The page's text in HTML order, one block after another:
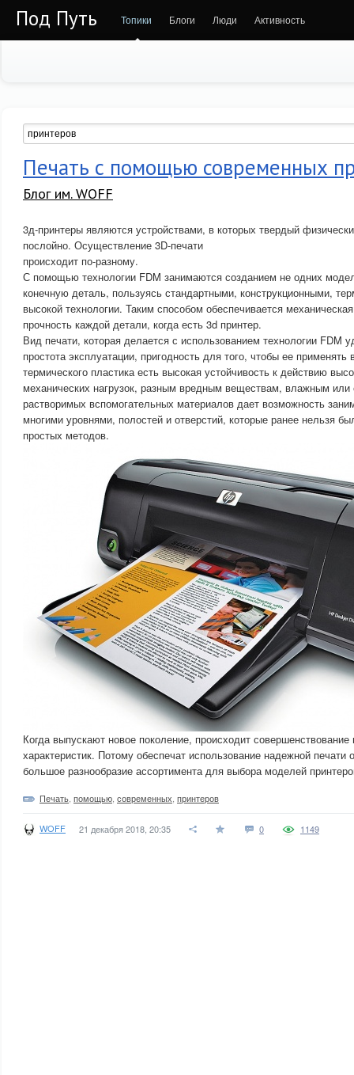
Под Путь Топики Блоги Люди Активность
Печать с помощью современных
Блог им. WOFF
3д-принтеры являются устройствами, в которых твердый
послойно. Осуществление 3D-печати
происходит по-разному.
С помощью технологии FDM занимаются созданием не одних
конечную деталь, пользуясь стандартными, конструкционными,
высокой технологии. Таким способом обеспечивается
прочность каждой детали, когда есть 3d принтер.
Вид печати, которая делается с использованием технологии FDM
простота эксплуатации, пригодность для того, чтобы ее
термического пластика есть высокая устойчивость к действию
механических нагрузок, разным вредным веществам, влажным
растворимых вспомогательных материалов дает возможность
многими уровнями, полостей и отверстий, которые ранее нельзя
простых методов.
Когда выпускают новое поколение, происходит
характеристик. Потому обеспечат использование надежной печати
большое разнообразие ассортимента для выбора моделей
Печать помощью современных принтеров
WOFF 21 декабря 2018, 20:35 0 1149